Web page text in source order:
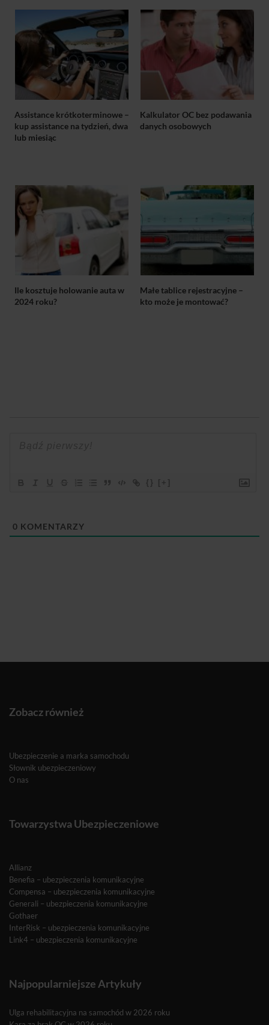
Assistance krótkoterminowe –
kup assistance na tydzień, dwa
lub miesiąc
Kalkulator OC bez podawania
danych osobowych
Ile kosztuje holowanie auta w
2024 roku?
Małe tablice rejestracyjne –
kto może je montować?
{} [+]
0 KOMENTARZY
Zobacz również
Ubezpieczenie a marka samochodu
Słownik ubezpieczeniowy
O nas
Towarzystwa Ubezpieczeniowe
Allianz
Benefia – ubezpieczenia komunikacyjne
Compensa – ubezpieczenia komunikacyjne
Generali – ubezpieczenia komunikacyjne
Gothaer
InterRisk – ubezpieczenia komunikacyjne
Link4 – ubezpieczenia komunikacyjne
Najpopularniejsze Artykuły
Ulga rehabilitacyjna na samochód w 2026 roku